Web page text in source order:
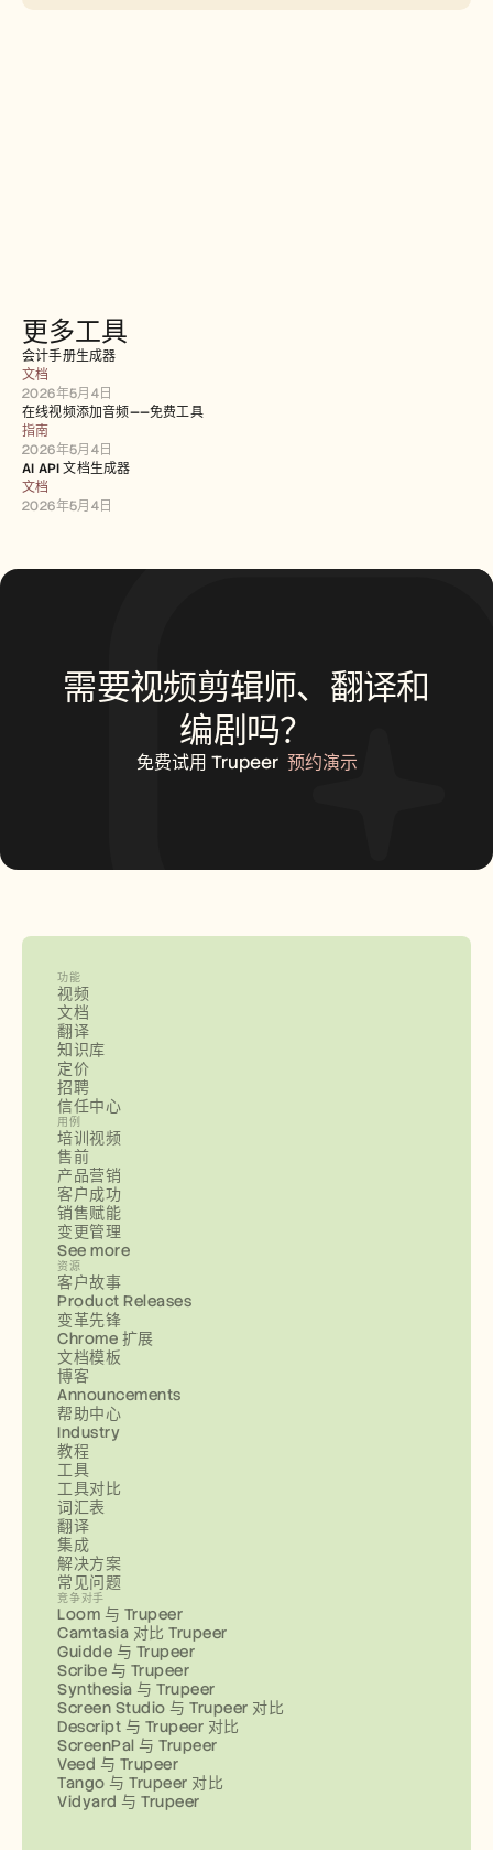
更多工具
会计手册生成器
文档
2026年5月4日
在线视频添加音频——免费工具
指南
2026年5月4日
AI API 文档生成器
文档
2026年5月4日
需要视频剪辑师、翻译和
编剧吗？
免费试用 Trupeer 预约演示
功能
视频
文档
翻译
知识库
定价
招聘
信任中心
用例
培训视频
售前
产品营销
客户成功
销售赋能
变更管理
See more
资源
客户故事
Product Releases
变革先锋
Chrome 扩展
文档模板
博客
Announcements
帮助中心
Industry
教程
工具
工具对比
词汇表
翻译
集成
解决方案
常见问题
竞争对手
Loom 与 Trupeer
Camtasia 对比 Trupeer
Guidde 与 Trupeer
Scribe 与 Trupeer
Synthesia 与 Trupeer
Screen Studio 与 Trupeer 对比
Descript 与 Trupeer 对比
ScreenPal 与 Trupeer
Veed 与 Trupeer
Tango 与 Trupeer 对比
Vidyard 与 Trupeer